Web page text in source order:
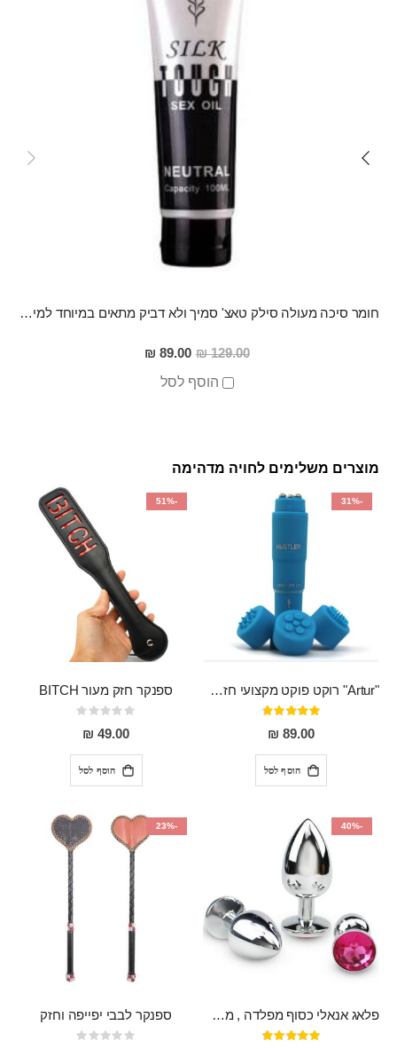
חומר סיכה מעולה סילק טאצ' סמיך ולא דביק מתאים במיוחד למין אנאלי
129.00 ₪
מחיר
מבצע
89.00 ₪
הוסף לסל
מוצרים משלימים לחויה מדהימה
-31%
"Artur" רוקט פוקט מקצועי חזק במיוחד
דירוג:
95%
89.00 ₪
הוסף לסל
-51%
ספנקר חזק מעור BITCH
Rating:
0%
49.00 ₪
הוסף לסל
-40%
פלאג אנאלי כסוף מפלדה , מתאים ללבישה מתחת לבגדים, בגודל 7.3 על 2.8 ס"מ
דירוג:
-23%
ספנקר לבבי יפייפה וחזק
Rating: